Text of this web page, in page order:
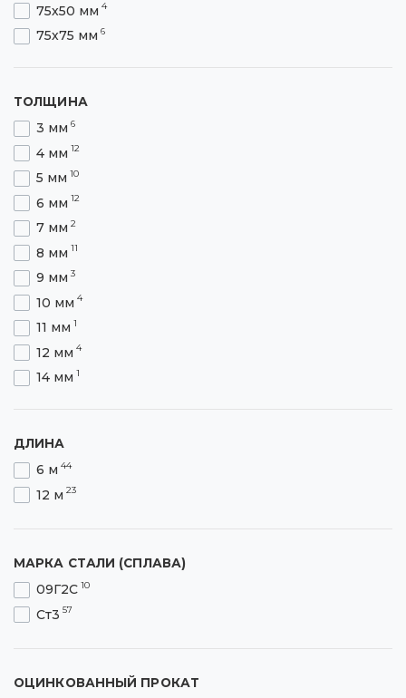
75х50 мм 4
75х75 мм 6
100х63 мм
100х100 мм
125х80 мм
125х125 мм
140х90 мм
140х140 мм
160х160 мм
180х180 мм
200х125 мм
200х200 мм
ТОЛЩИНА
3 мм 6
4 мм 12
5 мм 10
6 мм 12
7 мм 2
8 мм 11
9 мм 3
10 мм 4
11 мм 1
12 мм 4
14 мм 1
ДЛИНА
6 м 44
12 м 23
МАРКА СТАЛИ (СПЛАВА)
09Г2С 10
Ст3 57
ОЦИНКОВАННЫЙ ПРОКАТ